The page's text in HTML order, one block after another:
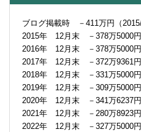
ブログ掲載時 －411万円（2015/
2015年 12月末 －378万5000円
2016年 12月末 －378万5000円
2017年 12月末 －372万9361円
2018年 12月末 －331万5000円
2019年 12月末 －309万5000円
2020年 12月末 －341万6237円
2021年 12月末 －280万8923円
2022年 12月末 －327万5000円